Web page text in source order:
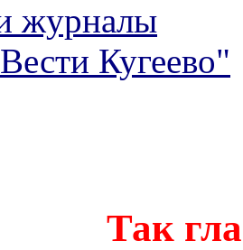
журналы
Кугеево"
Так